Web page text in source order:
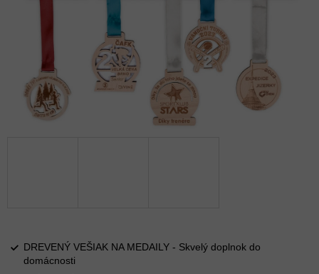
DREVENÝ VEŠIAK NA MEDAILY - Skvelý doplnok do
domácnosti